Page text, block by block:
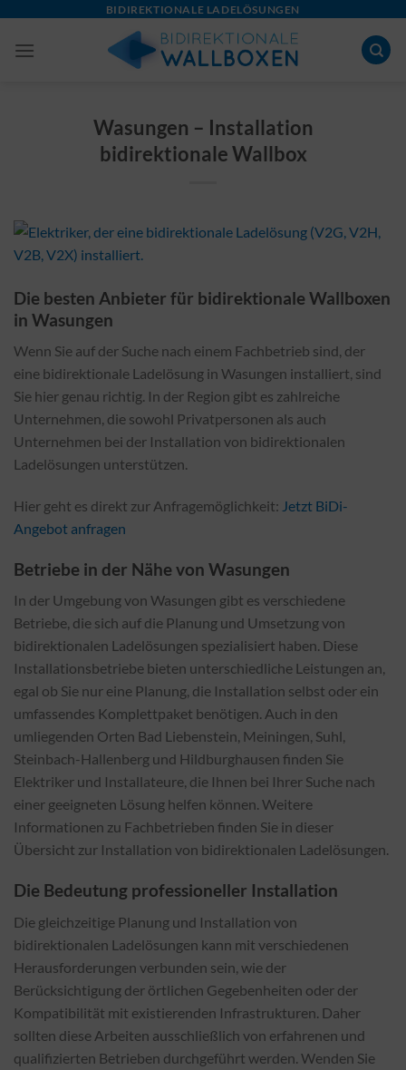
content
BIDIREKTIONALE LADELÖSUNGEN
Wasungen – Installation
bidirektionale Wallbox
Die besten Anbieter für bidirektionale Wallboxen
in Wasungen
Wenn Sie auf der Suche nach einem Fachbetrieb sind, der
eine bidirektionale Ladelösung in Wasungen installiert, sind
Sie hier genau richtig. In der Region gibt es zahlreiche
Unternehmen, die sowohl Privatpersonen als auch
Unternehmen bei der Installation von bidirektionalen
Ladelösungen unterstützen.
Hier geht es direkt zur Anfragemöglichkeit: Jetzt BiDi-
Angebot anfragen
Betriebe in der Nähe von Wasungen
In der Umgebung von Wasungen gibt es verschiedene
Betriebe, die sich auf die Planung und Umsetzung von
bidirektionalen Ladelösungen spezialisiert haben. Diese
Installationsbetriebe bieten unterschiedliche Leistungen an,
egal ob Sie nur eine Planung, die Installation selbst oder ein
umfassendes Komplettpaket benötigen. Auch in den
umliegenden Orten Bad Liebenstein, Meiningen, Suhl,
Steinbach-Hallenberg und Hildburghausen finden Sie
Elektriker und Installateure, die Ihnen bei Ihrer Suche nach
einer geeigneten Lösung helfen können. Weitere
Informationen zu Fachbetrieben finden Sie in dieser
Übersicht zur Installation von bidirektionalen Ladelösungen.
Die Bedeutung professioneller Installation
Die gleichzeitige Planung und Installation von
bidirektionalen Ladelösungen kann mit verschiedenen
Herausforderungen verbunden sein, wie der
Berücksichtigung der örtlichen Gegebenheiten oder der
Kompatibilität mit existierenden Infrastrukturen. Daher
sollten diese Arbeiten ausschließlich von erfahrenen und
qualifizierten Betrieben durchgeführt werden. Wenden Sie